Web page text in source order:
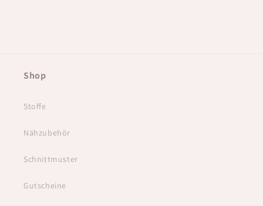
Shop
Stoffe
Nähzubehör
Schnittmuster
Gutscheine